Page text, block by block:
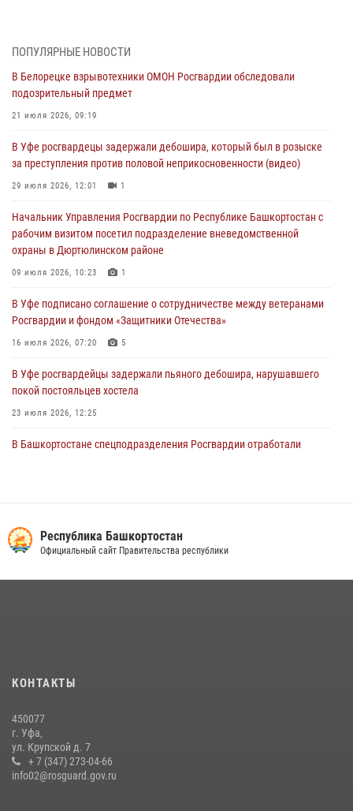
03 августа 2026, 04:30 8
В Башкирии росгвардейцы провели волейбольный турнир на
открытом воздухе
03 августа 2026, 04:29
В Уфе росгвардейцы по горячим следам задержали
подозреваемого в открытом хищении из аптеки (видео)
03 августа 2026, 04:15
Начальник отделения учёта и комплектования Росгвардии
Башкортостана ответил на вопросы граждан
30 июля 2026, 12:54
за преступления против половой неприкосновенности (видео)
29 июля 2026, 12:01
ПОПУЛЯРНЫЕ НОВОСТИ
В Белорецке взрывотехники ОМОН Росгвардии обследовали
подозрительный предмет
21 июля 2026, 09:19
В Уфе росгвардецы задержали дебошира, который был в розыске
за преступления против половой неприкосновенности (видео)
29 июля 2026, 12:01 1
Начальник Управления Росгвардии по Республике Башкортостан с
рабочим визитом посетил подразделение вневедомственной
охраны в Дюртюлинском районе
09 июля 2026, 10:23 1
В Уфе подписано соглашение о сотрудничестве между ветеранами
Росгвардии и фондом «Защитники Отечества»
16 июля 2026, 07:20 5
В Уфе росгвардейцы задержали пьяного дебошира, нарушавшего
покой постояльцев хостела
23 июля 2026, 12:25
В Башкортостане спецподразделения Росгвардии отработали
росгвардейцев и жителей Башкортостана за охотничьи ружья для
борьбы с БПЛА
Сотрудники вневедомственной охраны Росгвардии задержали
13 июля 2026, 06:03
Белорецк отметил День города: Росгвардия представила
современную и раритетную спецтехнику
Республика Башкортостан
Официальный сайт Правительства республики
КОНТАКТЫ
450077
г. Уфа,
ул. Крупской д. 7
+ 7 (347) 273-04-66
info02@rosguard.gov.ru